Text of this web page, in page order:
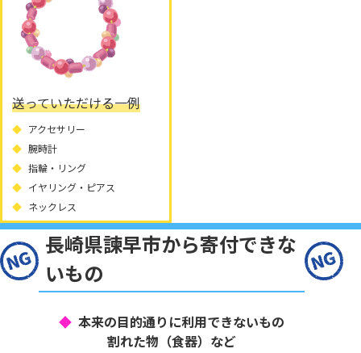
送っていただける一例
アクセサリー
腕時計
指輪・リング
イヤリング・ピアス
ネックレス
長崎県諫早市から寄付できな
いもの
本来の目的通りに利用できないもの
割れた物（食器）など